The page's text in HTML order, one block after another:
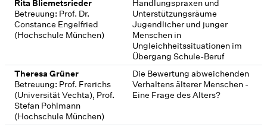
Rita Bliemetsrieder
Betreuung: Prof. Dr.
Constance Engelfried
(Hochschule München)
Handlungspraxen und
Unterstützungsräume
Jugendlicher und junger
Menschen in
Ungleichheitssituationen im
Übergang Schule-Beruf
Theresa Grüner
Betreuung: Prof. Frerichs
(Universität Vechta), Prof.
Stefan Pohlmann
(Hochschule München)
Die Bewertung abweichenden
Verhaltens älterer Menschen -
Eine Frage des Alters?